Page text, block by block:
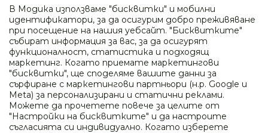
0895 410 277
ул. Промишлена 24, гр. София
info@modica.bg
Работно време
Понеделник - петък: 10:00 - 18:00
Събота и неделя: почивен ден
В Модика използваме "бисквитки" и мобилни
идентификатори, за да осигурим добро преживяване
при посещение на нашия уебсайт. "Бисквитките"
събират информация за вас, за да осигурят
функционалност, статистика и подходящ
маркетинг. Когато приемате маркетингови
"бисквитки", ще споделяме вашите данни за
сърфиране с маркетингови партньори (н.р. Google и
Meta) за персонализирани и статични реклами.
Можете да прочетете повече за целите от
"Настройки на бисквитките" и да настроите
съгласията си индивидуално. Когато изберете